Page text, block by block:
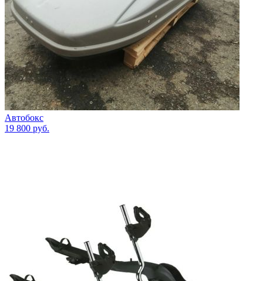
Автобокс
19 800 руб.